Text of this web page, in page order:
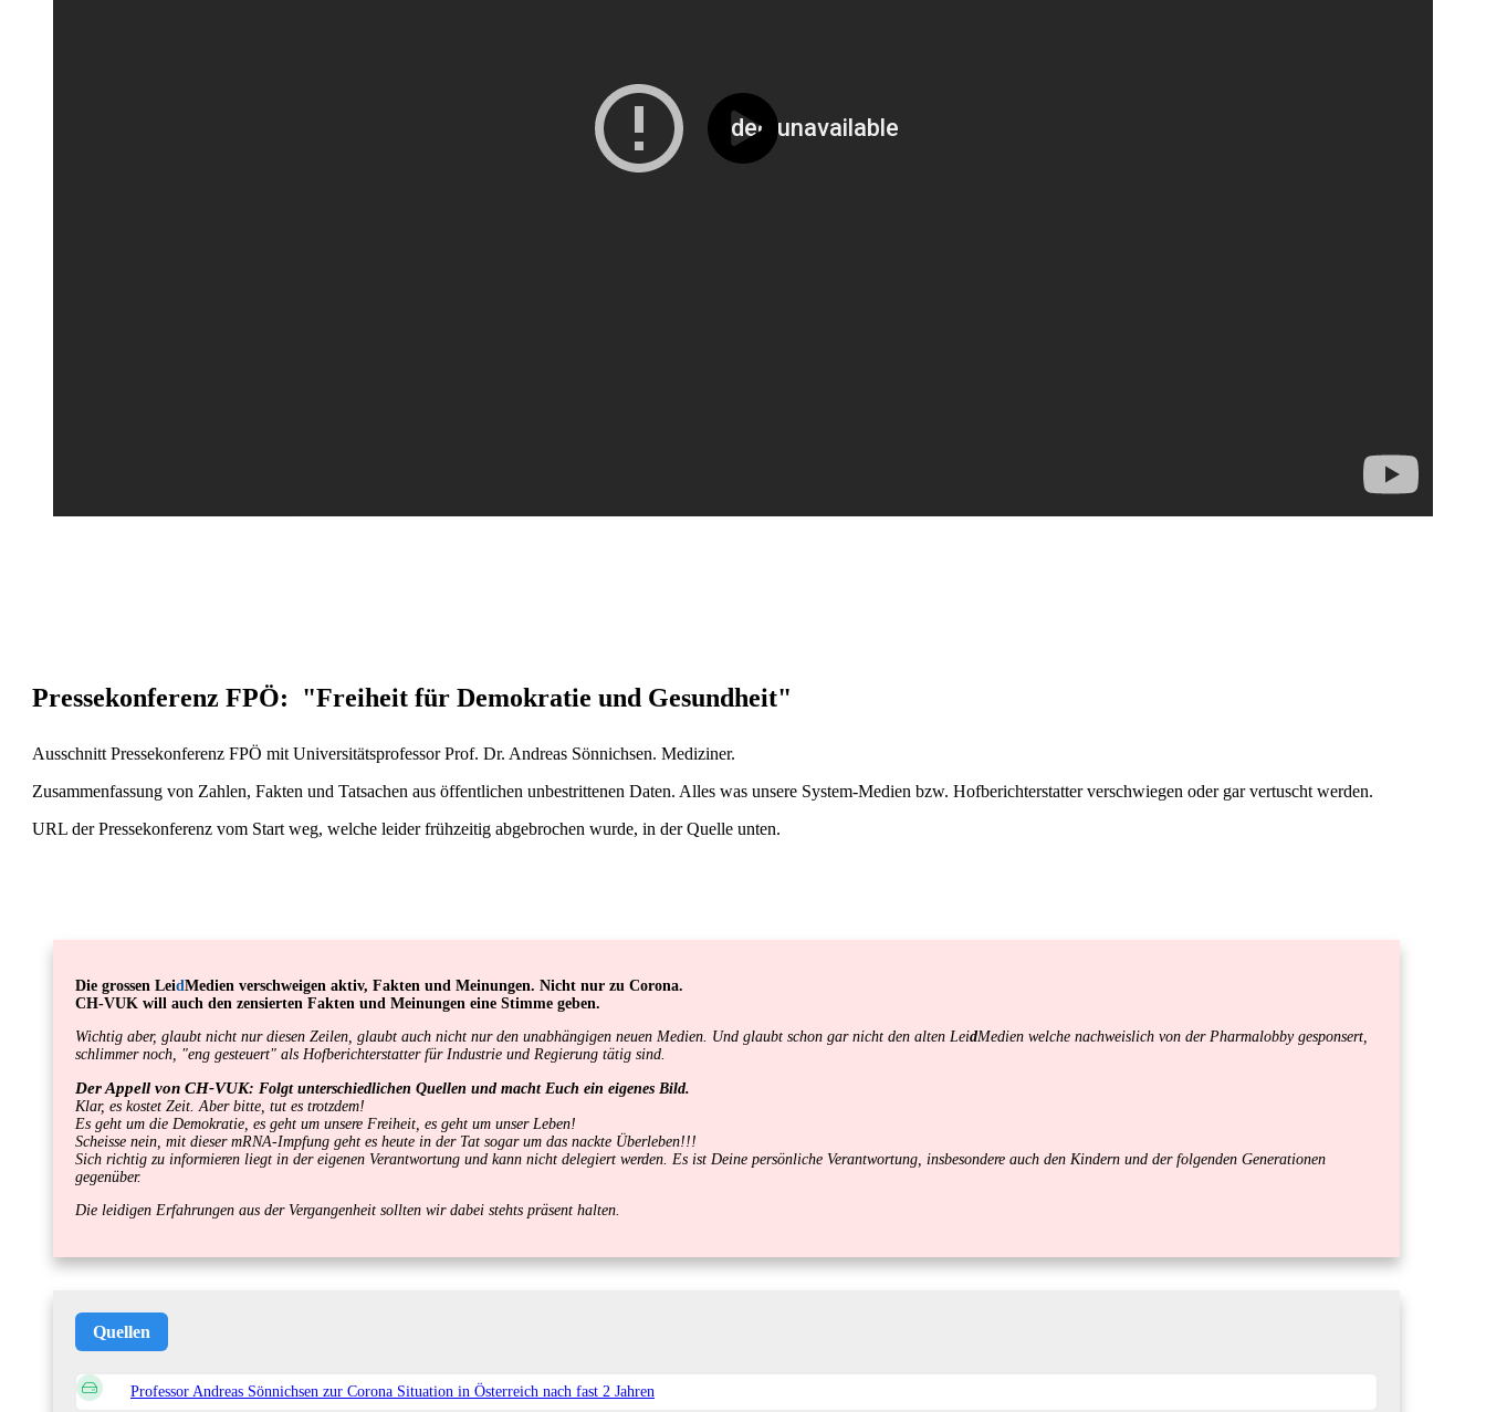
Pressekonferenz FPÖ: "Freiheit für Demokratie und Gesundheit"
Ausschnitt Pressekonferenz FPÖ mit Universitätsprofessor Prof. Dr. Andreas Sönnichsen. Mediziner.
Zusammenfassung von Zahlen, Fakten und Tatsachen aus öffentlichen unbestrittenen Daten. Alles was unsere System-Medien bzw. Hofberichterstatter verschwiegen oder gar vertuscht werden.
URL der Pressekonferenz vom Start weg, welche leider frühzeitig abgebrochen wurde, in der Quelle unten.
Die grossen LeidMedien verschweigen aktiv, Fakten und Meinungen. Nicht nur zu Corona.
CH-VUK will auch den zensierten Fakten und Meinungen eine Stimme geben.
Wichtig aber, glaubt nicht nur diesen Zeilen, glaubt auch nicht nur den unabhängigen neuen Medien. Und glaubt schon gar nicht den alten LeidMedien welche nachweislich von der Pharmalobby gesponsert,
schlimmer noch, "eng gesteuert" als Hofberichterstatter für Industrie und Regierung tätig sind.
Der Appell von CH-VUK: Folgt unterschiedlichen Quellen und macht Euch ein eigenes Bild.
Klar, es kostet Zeit. Aber bitte, tut es trotzdem!
Es geht um die Demokratie, es geht um unsere Freiheit, es geht um unser Leben!
Scheisse nein, mit dieser mRNA-Impfung geht es heute in der Tat sogar um das nackte Überleben!!!
Sich richtig zu informieren liegt in der eigenen Verantwortung und kann nicht delegiert werden. Es ist Deine persönliche Verantwortung, insbesondere auch den Kindern und der folgenden Generationen
gegenüber.
Die leidigen Erfahrungen aus der Vergangenheit sollten wir dabei stehts präsent halten.
Quellen
Professor Andreas Sönnichsen zur Corona Situation in Österreich nach fast 2 Jahren